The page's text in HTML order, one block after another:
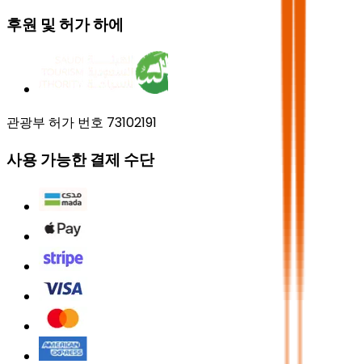
후원 및 허가 하에
관광부 허가 번호 73102191
사용 가능한 결제 수단